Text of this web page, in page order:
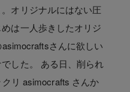
オリジナルにはない圧
は一人歩きしたオリジ
さんに欲しい
した。 ある日、削られ
リ asimocrafts さんか